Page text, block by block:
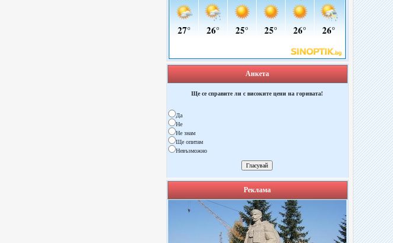
Анкета
Ще се справите ли с високите цени на горивата!
Да
Не
Не знам
Ще опитам
Невъзможно
Реклама